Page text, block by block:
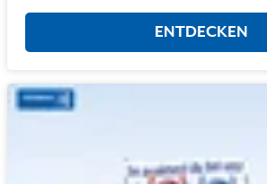
ENTDECKEN